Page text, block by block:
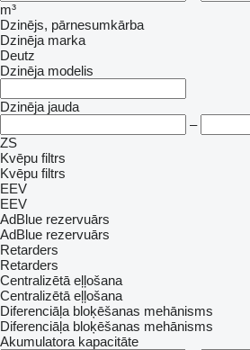
m³
Dzinējs, pārnesumkārba
Dzinēja marka
Deutz
Dzinēja modelis
Dzinēja jauda
–
ZS
Kvēpu filtrs
Kvēpu filtrs
EEV
EEV
AdBlue rezervuārs
AdBlue rezervuārs
Retarders
Retarders
Centralizētā eļļošana
Centralizētā eļļošana
Diferenciāļa bloķēšanas mehānisms
Diferenciāļa bloķēšanas mehānisms
Akumulatora kapacitāte